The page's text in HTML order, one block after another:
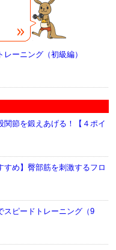
レーニング（初級編）
関節を鍛えあげる！【４ポイ
すめ】臀部筋を刺激するフロ
スピードトレーニング（9